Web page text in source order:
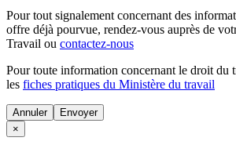
Pour tout signalement concernant des
offre déjà pourvue, rendez-vous auprès de
Travail ou contactez-nous
Pour toute information concernant le droit du
les fiches pratiques du Ministère du travail
Annuler
×